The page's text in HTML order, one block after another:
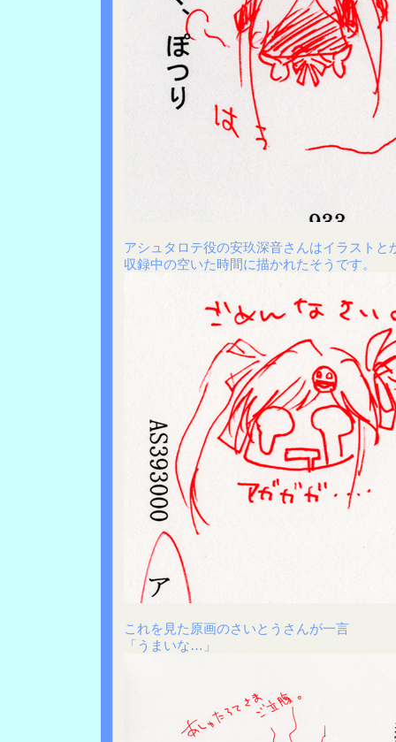
アシュタロテ役の安玖深音さんはイラストと
収録中の空いた時間に描かれたそうです。
これを見た原画のさいとうさんが一言
「うまいな…」